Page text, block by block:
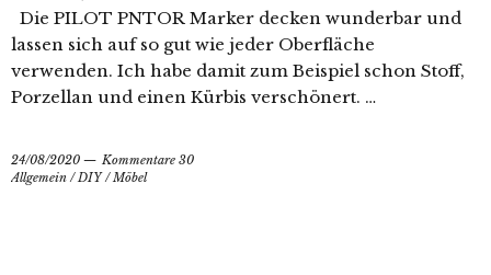
Die PILOT PNTOR Marker decken wunderbar und
lassen sich auf so gut wie jeder Oberfläche
verwenden. Ich habe damit zum Beispiel schon Stoff,
Porzellan und einen Kürbis verschönert. …
24/08/2020
Kommentare 30
Allgemein /DIY/Möbel